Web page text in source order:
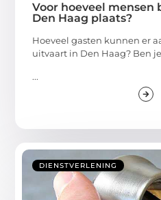
Voor hoeveel
Den Haag plaats?
Hoeveel gasten kunnen er
uitvaart in Den Haag? Ben
...
DIENSTVERLENING